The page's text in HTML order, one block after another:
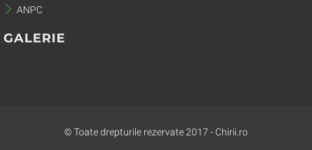
ANPC
GALERIE
© Toate drepturile rezervate 2017 - Chirii.ro